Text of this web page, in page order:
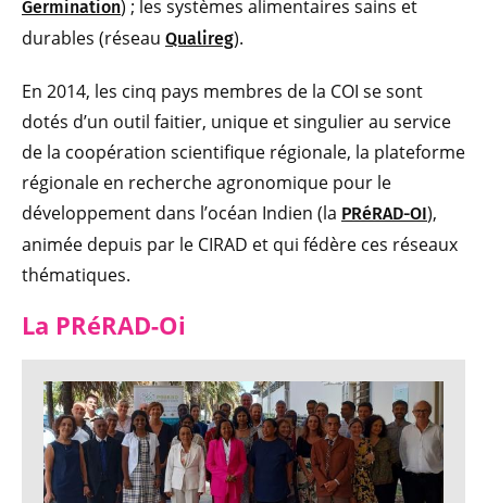
Germination) ; les systèmes alimentaires sains et
durables (réseau Qualireg).
En 2014, les cinq pays membres de la COI se sont
dotés d’un outil faitier, unique et singulier au service
de la coopération scientifique régionale, la plateforme
régionale en recherche agronomique pour le
développement dans l’océan Indien (la PRéRAD-OI),
animée depuis par le CIRAD et qui fédère ces réseaux
thématiques.
La PRéRAD-Oi